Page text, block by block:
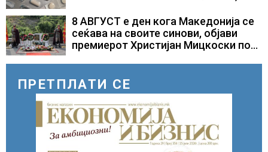
само лекови што навистина им се
потребни
8 АВГУСТ е ден кога Македонија се
сеќава на своите синови, објави
премиерот Христијан Мицкоски по
прилепски бранители
ПРЕТПЛАТИ СЕ